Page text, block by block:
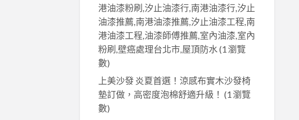
港油漆粉刷,汐止油漆行,南港油漆行,汐止
油漆推薦,南港油漆推薦,汐止油漆工程,南
港油漆工程,油漆師傅推薦,室內油漆,室內
粉刷,壁癌處理台北市,屋頂防水(1 瀏覽
數)
上美沙發 炎夏首選！涼感布實木沙發椅
墊訂做，高密度泡棉舒適升級！ (1 瀏覽
數)